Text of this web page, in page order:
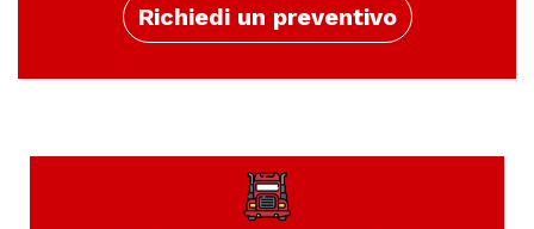
Richiedi un preventivo